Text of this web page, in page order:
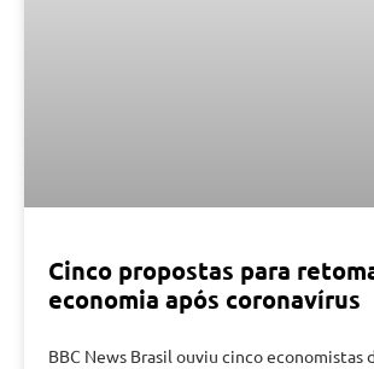
Cinco propostas para
economia após coronavírus
BBC News Brasil ouviu cinco economistas